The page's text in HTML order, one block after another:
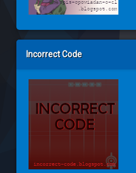
Incorrect Code